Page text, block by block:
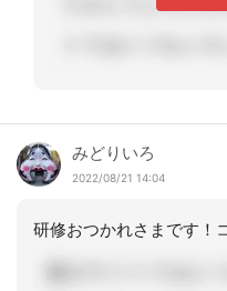
みどりいろ
2022/08/21 14:04